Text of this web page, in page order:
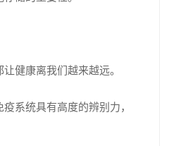
健康离我们越来越远。
系统具有高度的辨别力，